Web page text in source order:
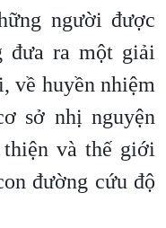
người được
đưa ra một giải
về huyền nhiệm
sở nhị nguyện
và thế giới
đường cứu độ